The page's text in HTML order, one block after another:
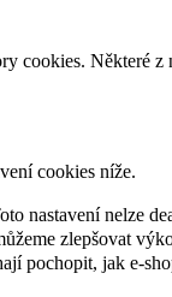
cookies. Některé
cookies níže.
nastavení nelze
zlepšovat
pochopit, jak e-